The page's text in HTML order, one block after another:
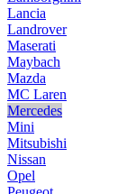
Lancia
Landrover
Maserati
Maybach
Mazda
MC Laren
Mercedes
Mini
Mitsubishi
Nissan
Opel